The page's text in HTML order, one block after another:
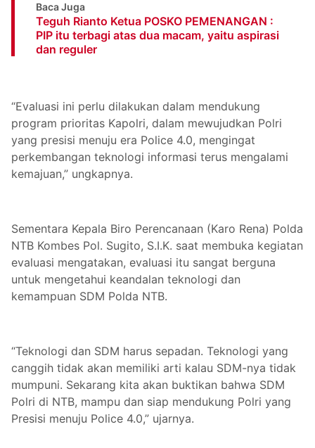
Baca Juga
Teguh Rianto Ketua POSKO PEMENANGAN :
PIP itu terbagi atas dua macam, yaitu aspirasi
dan reguler
“Evaluasi ini perlu dilakukan dalam mendukung
program prioritas Kapolri, dalam mewujudkan Polri
yang presisi menuju era Police 4.0, mengingat
perkembangan teknologi informasi terus mengalami
kemajuan,” ungkapnya.
Sementara Kepala Biro Perencanaan (Karo Rena) Polda
NTB Kombes Pol. Sugito, S.I.K. saat membuka kegiatan
evaluasi mengatakan, evaluasi itu sangat berguna
untuk mengetahui keandalan teknologi dan
kemampuan SDM Polda NTB.
“Teknologi dan SDM harus sepadan. Teknologi yang
canggih tidak akan memiliki arti kalau SDM-nya tidak
mumpuni. Sekarang kita akan buktikan bahwa SDM
Polri di NTB, mampu dan siap mendukung Polri yang
Presisi menuju Police 4.0,” ujarnya.